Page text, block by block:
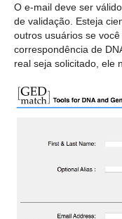
O e-mail deve ser
de validação. Esteja
outros usuários se
correspondência de
real seja solicitado, ele